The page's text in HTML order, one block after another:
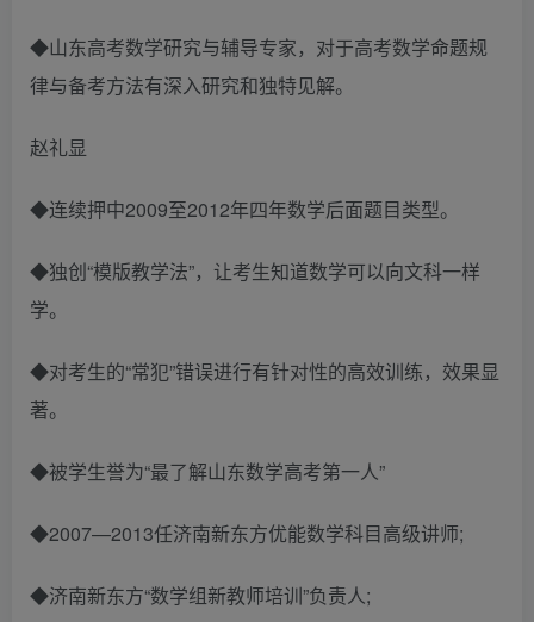
◆山东高考数学研究与辅导专家，对于高考数学命题规
律与备考方法有深入研究和独特见解。
赵礼显
◆连续押中2009至2012年四年数学后面题目类型。
◆独创“模版教学法”，让考生知道数学可以向文科一样
学。
◆对考生的“常犯”错误进行有针对性的高效训练，效果显
著。
◆被学生誉为“最了解山东数学高考第一人”
◆2007—2013任济南新东方优能数学科目高级讲师;
◆济南新东方“数学组新教师培训”负责人;